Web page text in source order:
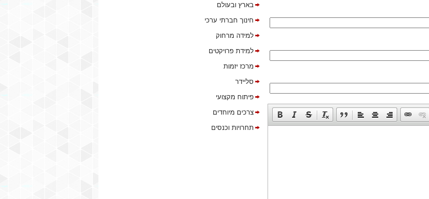
בארץ ובעולם
חינוך חברתי ערכי
למידה מרחוק
למידת פרויקטים
מרכז יזמות
סליידר
פיתוח מקצועי
צרכים מיוחדים
תחרויות וכנסים